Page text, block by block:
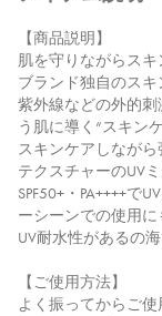
【商品説明】
肌を守りながらスキ
ブランド独自のスキ
紫外線などの外的
う肌に導く“スキン
スキンケアしなが
テクスチャーのUVミ
SPF50+・PA++++で
ーシーンでの使用に
UV耐水性があるの
【ご使用方法】
よく振ってからご